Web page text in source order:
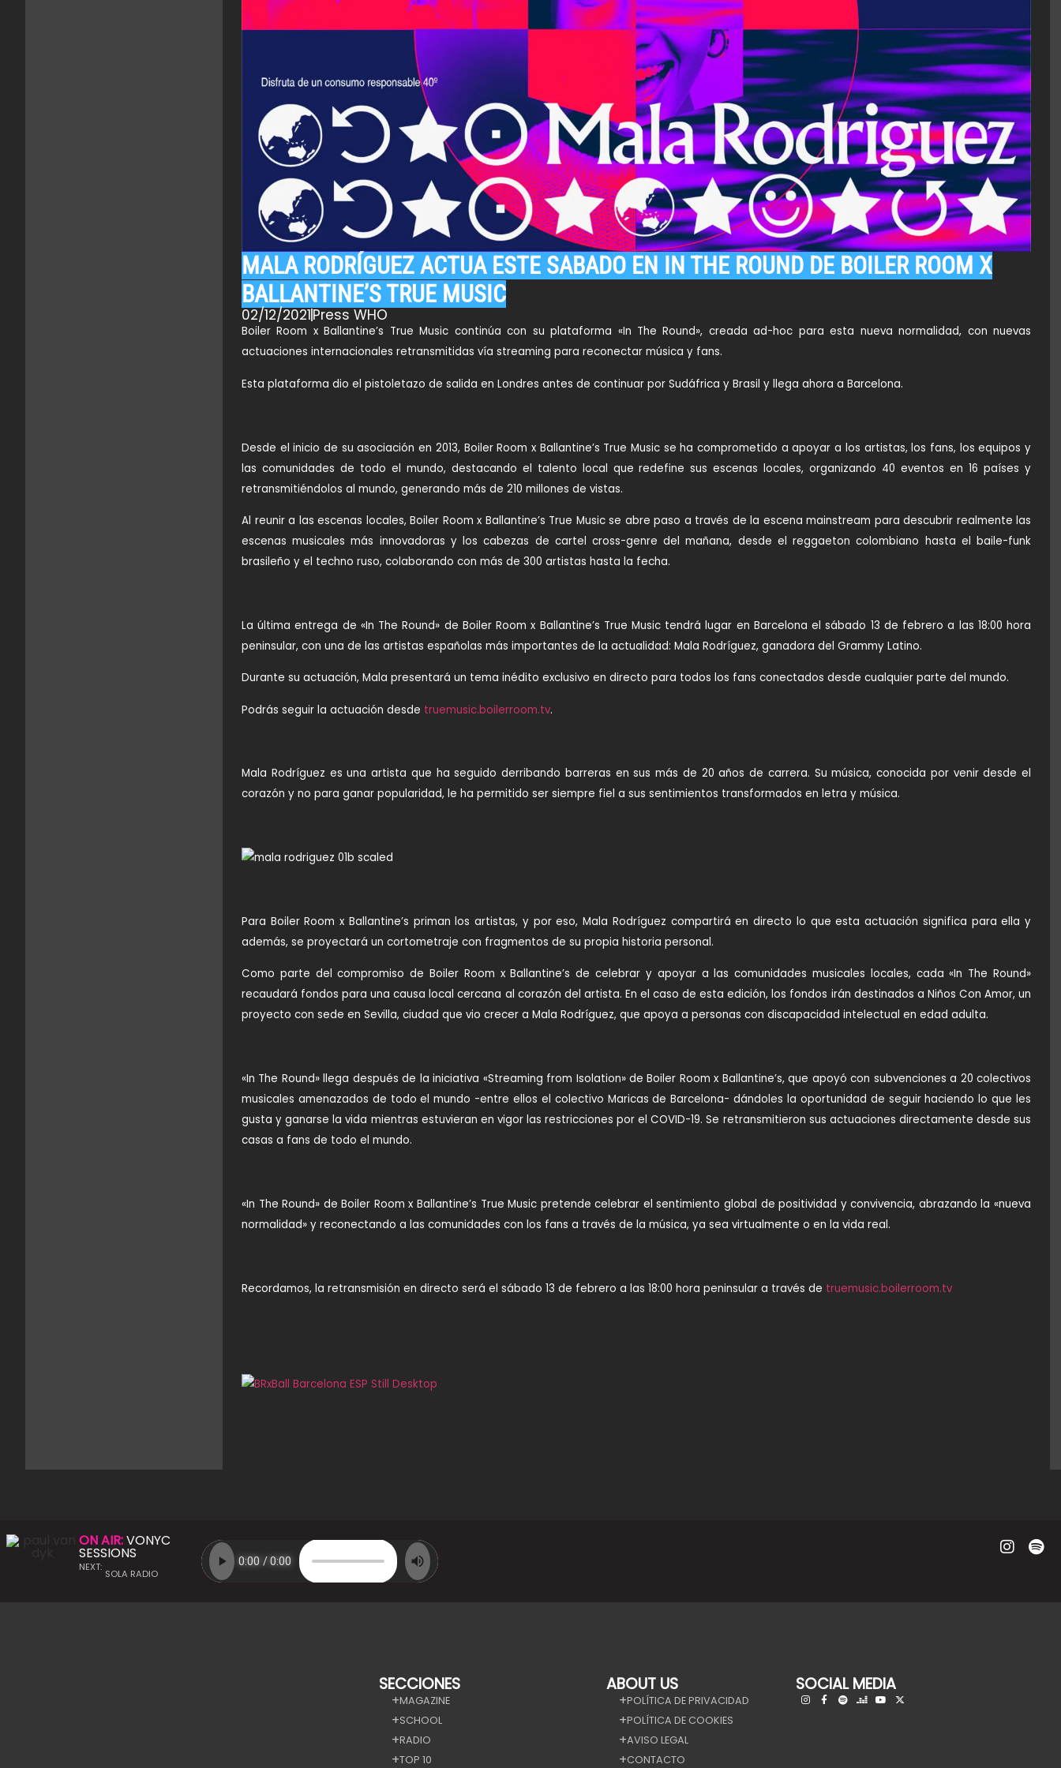
MALA RODRÍGUEZ ACTUA ESTE SABADO EN IN THE ROUND DE BOILER ROOM X
BALLANTINE’S TRUE MUSIC
02/12/2021Press WHO
Boiler Room x Ballantine’s True Music continúa con su plataforma «In The Round», creada ad-hoc para esta nueva normalidad, con nuevas
actuaciones internacionales retransmitidas vía streaming para reconectar música y fans.
Esta plataforma dio el pistoletazo de salida en Londres antes de continuar por Sudáfrica y Brasil y llega ahora a Barcelona.
Desde el inicio de su asociación en 2013, Boiler Room x Ballantine’s True Music se ha comprometido a apoyar a los artistas, los fans, los equipos y
las comunidades de todo el mundo, destacando el talento local que redefine sus escenas locales, organizando 40 eventos en 16 países y
retransmitiéndolos al mundo, generando más de 210 millones de vistas.
Al reunir a las escenas locales, Boiler Room x Ballantine’s True Music se abre paso a través de la escena mainstream para descubrir realmente las
escenas musicales más innovadoras y los cabezas de cartel cross-genre del mañana, desde el reggaeton colombiano hasta el baile-funk
brasileño y el techno ruso, colaborando con más de 300 artistas hasta la fecha.
La última entrega de «In The Round» de Boiler Room x Ballantine’s True Music tendrá lugar en Barcelona el sábado 13 de febrero a las 18:00 hora
peninsular, con una de las artistas españolas más importantes de la actualidad: Mala Rodríguez, ganadora del Grammy Latino.
Durante su actuación, Mala presentará un tema inédito exclusivo en directo para todos los fans conectados desde cualquier parte del mundo.
Podrás seguir la actuación desde truemusic.boilerroom.tv.
Mala Rodríguez es una artista que ha seguido derribando barreras en sus más de 20 años de carrera. Su música, conocida por venir desde el
corazón y no para ganar popularidad, le ha permitido ser siempre fiel a sus sentimientos transformados en letra y música.
Para Boiler Room x Ballantine’s priman los artistas, y por eso, Mala Rodríguez compartirá en directo lo que esta actuación significa para ella y
además, se proyectará un cortometraje con fragmentos de su propia historia personal.
Como parte del compromiso de Boiler Room x Ballantine’s de celebrar y apoyar a las comunidades musicales locales, cada «In The Round»
recaudará fondos para una causa local cercana al corazón del artista. En el caso de esta edición, los fondos irán destinados a Niños Con Amor, un
proyecto con sede en Sevilla, ciudad que vio crecer a Mala Rodríguez, que apoya a personas con discapacidad intelectual en edad adulta.
«In The Round» llega después de la iniciativa «Streaming from Isolation» de Boiler Room x Ballantine’s, que apoyó con subvenciones a 20 colectivos
musicales amenazados de todo el mundo -entre ellos el colectivo Maricas de Barcelona- dándoles la oportunidad de seguir haciendo lo que les
gusta y ganarse la vida mientras estuvieran en vigor las restricciones por el COVID-19. Se retransmitieron sus actuaciones directamente desde sus
casas a fans de todo el mundo.
«In The Round» de Boiler Room x Ballantine’s True Music pretende celebrar el sentimiento global de positividad y convivencia, abrazando la «nueva
normalidad» y reconectando a las comunidades con los fans a través de la música, ya sea virtualmente o en la vida real.
Recordamos, la retransmisión en directo será el sábado 13 de febrero a las 18:00 hora peninsular a través de truemusic.boilerroom.tv
ON AIR:VONYC
SESSIONS
NEXT:
SOLA RADIO
SECCIONES
MAGAZINE
SCHOOL
RADIO
TOP 10
ABOUT US
POLÍTICA DE PRIVACIDAD
POLÍTICA DE COOKIES
AVISO LEGAL
CONTACTO
SOCIAL MEDIA